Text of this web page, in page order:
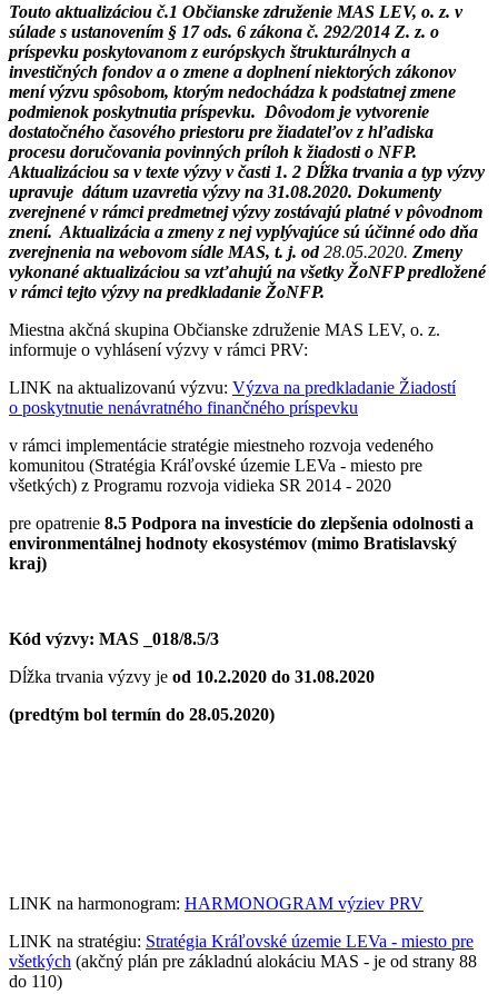
Touto aktualizáciou č.1 Občianske združenie MAS LEV, o. z. v
súlade s ustanovením § 17 ods. 6 zákona č. 292/2014 Z. z. o
príspevku poskytovanom z európskych štrukturálnych a
investičných fondov a o zmene a doplnení niektorých zákonov
mení výzvu spôsobom, ktorým nedochádza k podstatnej zmene
podmienok poskytnutia príspevku. Dôvodom je vytvorenie
dostatočného časového priestoru pre žiadateľov z hľadiska
procesu doručovania povinných príloh k žiadosti o NFP.
Aktualizáciou sa v texte výzvy v časti 1. 2 Dĺžka trvania a typ výzvy
upravuje dátum uzavretia výzvy na 31.08.2020. Dokumenty
zverejnené v rámci predmetnej výzvy zostávajú platné v pôvodnom
znení. Aktualizácia a zmeny z nej vyplývajúce sú účinné odo dňa
zverejnenia na webovom sídle MAS, t. j. od 28.05.2020. Zmeny
vykonané aktualizáciou sa vzťahujú na všetky ŽoNFP predložené
v rámci tejto výzvy na predkladanie ŽoNFP.
Miestna akčná skupina Občianske združenie MAS LEV, o. z.
informuje o vyhlásení výzvy v rámci PRV:
LINK na aktualizovanú výzvu: Výzva na predkladanie Žiadostí
o poskytnutie nenávratného finančného príspevku
v rámci implementácie stratégie miestneho rozvoja vedeného
komunitou (Stratégia Kráľovské územie LEVa - miesto pre
všetkých) z Programu rozvoja vidieka SR 2014 - 2020
pre opatrenie 8.5 Podpora na investície do zlepšenia odolnosti a
environmentálnej hodnoty ekosystémov (mimo Bratislavský
kraj)
Kód výzvy: MAS _018/8.5/3
Dĺžka trvania výzvy je od 10.2.2020 do 31.08.2020
(predtým bol termín do 28.05.2020)
LINK na harmonogram: HARMONOGRAM výziev PRV
LINK na stratégiu: Stratégia Kráľovské územie LEVa - miesto pre
všetkých (akčný plán pre základnú alokáciu MAS - je od strany 88
do 110)